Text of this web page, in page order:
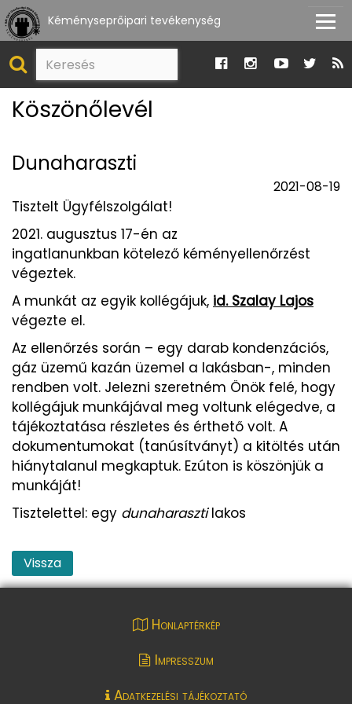
Kéményseprőipari tevékenység
Köszönőlevél
Dunaharaszti
2021-08-19
Tisztelt Ügyfélszolgálat!
2021. augusztus 17-én az
ingatlanunkban kötelező kéményellenőrzést
végeztek.
A munkát az egyik kollégájuk, id. Szalay Lajos
végezte el.
Az ellenőrzés során – egy darab kondenzációs,
gáz üzemű kazán üzemel a lakásban-, minden
rendben volt. Jelezni szeretném Önök felé, hogy
kollégájuk munkájával meg voltunk elégedve, a
tájékoztatása részletes és érthető volt. A
dokumentumokat (tanúsítványt) a kitöltés után
hiánytalanul megkaptuk. Ezúton is köszönjük a
munkáját!
Tisztelettel: egy dunaharasztilakos
Vissza
Honlaptérkép
Impresszum
Adatkezelési tájékoztató